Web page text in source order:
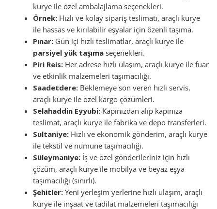
kurye ile özel ambalajlama seçenekleri.
Örnek: Hızlı ve kolay sipariş teslimatı, araçlı kurye
ile hassas ve kırılabilir eşyalar için özenli taşıma.
Pınar: Gün içi hızlı teslimatlar, araçlı kurye ile
parsiyel yük taşıma seçenekleri.
Piri Reis: Her adrese hızlı ulaşım, araçlı kurye ile fuar
ve etkinlik malzemeleri taşımacılığı.
Saadetdere: Beklemeye son veren hızlı servis,
araçlı kurye ile özel kargo çözümleri.
Selahaddin Eyyubi: Kapınızdan alıp kapınıza
teslimat, araçlı kurye ile fabrika ve depo transferleri.
Sultaniye: Hızlı ve ekonomik gönderim, araçlı kurye
ile tekstil ve numune taşımacılığı.
Süleymaniye: İş ve özel gönderileriniz için hızlı
çözüm, araçlı kurye ile mobilya ve beyaz eşya
taşımacılığı (sınırlı).
Şehitler: Yeni yerleşim yerlerine hızlı ulaşım, araçlı
kurye ile inşaat ve tadilat malzemeleri taşımacılığı